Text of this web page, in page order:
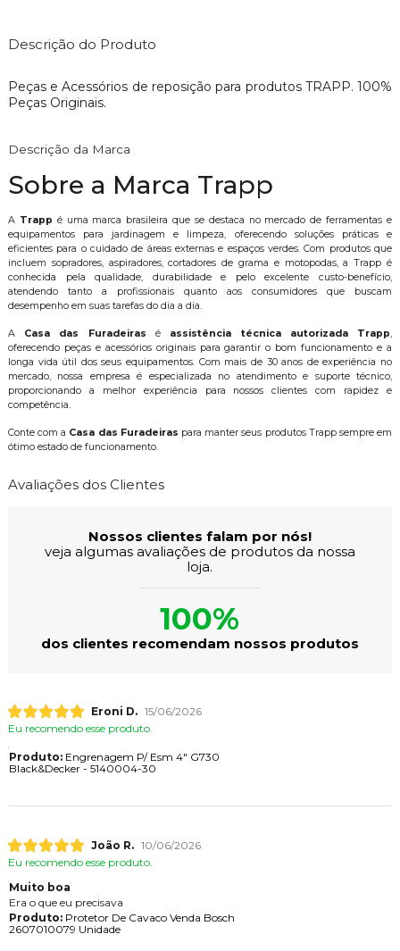
Descrição do Produto
Peças e Acessórios de reposição para produtos TRAPP. 100%
Peças Originais.
Descrição da Marca
Sobre a Marca Trapp
A Trapp é uma marca brasileira que se destaca no mercado de ferramentas e
equipamentos para jardinagem e limpeza, oferecendo soluções práticas e
eficientes para o cuidado de áreas externas e espaços verdes. Com produtos que
incluem sopradores, aspiradores, cortadores de grama e motopodas, a Trapp é
conhecida pela qualidade, durabilidade e pelo excelente custo-benefício,
atendendo tanto a profissionais quanto aos consumidores que buscam
desempenho em suas tarefas do dia a dia.
A Casa das Furadeiras é assistência técnica autorizada Trapp,
oferecendo peças e acessórios originais para garantir o bom funcionamento e a
longa vida útil dos seus equipamentos. Com mais de 30 anos de experiência no
mercado, nossa empresa é especializada no atendimento e suporte técnico,
proporcionando a melhor experiência para nossos clientes com rapidez e
competência.
Conte com a Casa das Furadeiras para manter seus produtos Trapp sempre em
ótimo estado de funcionamento.
Avaliações dos Clientes
Nossos clientes falam por nós!
veja algumas avaliações de produtos da nossa
loja.
100%
dos clientes recomendam nossos produtos
Eroni D. 15/06/2026
Eu recomendo esse produto.
Produto:Engrenagem P/ Esm 4" G730
Black&Decker - 5140004-30
João R. 10/06/2026
Eu recomendo esse produto.
Muito boa
Era o que eu precisava
Produto:Protetor De Cavaco Venda Bosch
2607010079 Unidade